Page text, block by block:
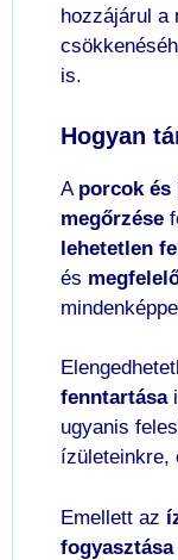
hozzájárul a
is.
Hogyan
A porcok és
megőrzése
lehetetlen
és
fenntartása
ugyanis
ízületeinkre,
Emellett az
fogyasztása